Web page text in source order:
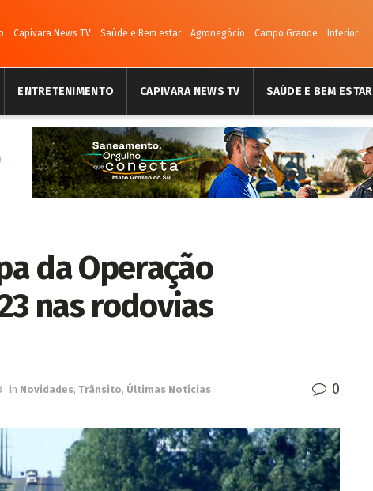
Capivara News TV Saúde e Bem estar Agronegócio Campo Grande Interior
ENTRETENIMENTO CAPIVARA NEWS TV SAÚDE E BEM ESTAR
da Operação
nas rodovias
in Novidades, Trânsito, Últimas Notícias 0